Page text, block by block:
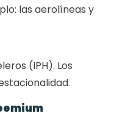
las aerolíneas y
(IPH). Los